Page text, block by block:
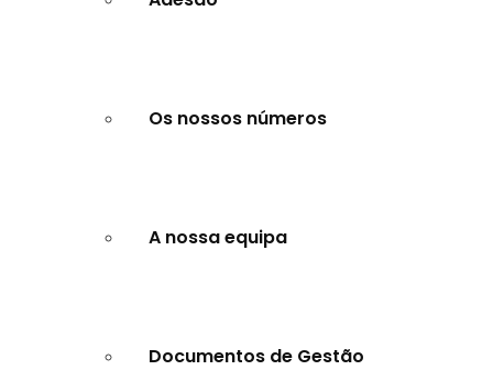
Os nossos números
A nossa equipa
Documentos de Gestão